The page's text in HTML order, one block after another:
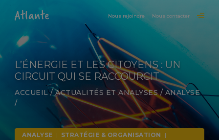
Nous rejoindre Nous contacter
L’ÉNERGIE ET LES CITOYENS : UN
CIRCUIT QUI SE RACCOURCIT
ACCUEIL/ACTUALITÉS ET ANALYSES/ ANALYSE
/
ANALYSE | STRATÉGIE & ORGANISATION
|